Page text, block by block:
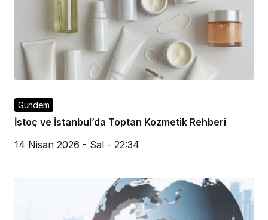
Gündem
İstoç ve İstanbul’da Toptan Kozmetik Rehberi
14 Nisan 2026 - Sal - 22:34